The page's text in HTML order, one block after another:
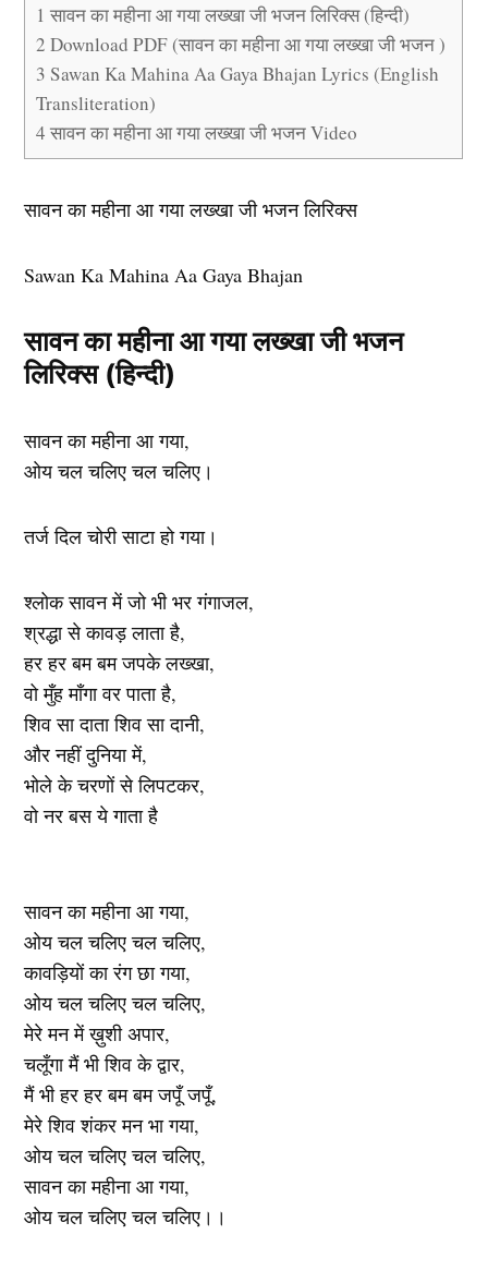
1 सावन का महीना आ गया लख्खा जी भजन लिरिक्स (हिन्दी)
2 Download PDF (सावन का महीना आ गया लख्खा जी भजन )
3 Sawan Ka Mahina Aa Gaya Bhajan Lyrics (English
Transliteration)
4 सावन का महीना आ गया लख्खा जी भजन Video
सावन का महीना आ गया लख्खा जी भजन लिरिक्स
Sawan Ka Mahina Aa Gaya Bhajan
सावन का महीना आ गया लख्खा जी भजन
लिरिक्स (हिन्दी)
सावन का महीना आ गया,
ओय चल चलिए चल चलिए।
तर्ज दिल चोरी साटा हो गया।
श्लोक सावन में जो भी भर गंगाजल,
श्रद्धा से कावड़ लाता है,
हर हर बम बम जपके लख्खा,
वो मुँह माँगा वर पाता है,
शिव सा दाता शिव सा दानी,
और नहीं दुनिया में,
भोले के चरणों से लिपटकर,
वो नर बस ये गाता है
सावन का महीना आ गया,
ओय चल चलिए चल चलिए,
कावड़ियों का रंग छा गया,
ओय चल चलिए चल चलिए,
मेरे मन में ख़ुशी अपार,
चलूँगा मैं भी शिव के द्वार,
मैं भी हर हर बम बम जपूँ जपूँ,
मेरे शिव शंकर मन भा गया,
ओय चल चलिए चल चलिए,
सावन का महीना आ गया,
ओय चल चलिए चल चलिए।।